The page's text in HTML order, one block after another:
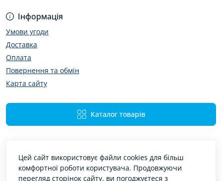
Інформація
Умови угоди
Доставка
Оплата
Повернення та обмін
Карта сайту
Каталог товарів
Цей сайт використовує файли cookies для більш
комфортної роботи користувача. Продовжуючи
перегляд сторінок сайту, ви погоджуєтеся з